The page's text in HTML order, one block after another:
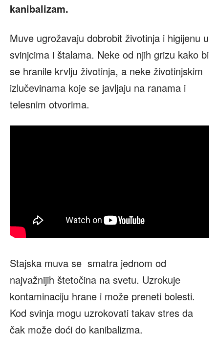
kanibalizam.
Muve ugrožavaju dobrobit životinja i higijenu u
svinjcima i štalama. Neke od njih grizu kako bi
se hranile krvlju životinja, a neke životinjskim
izlučevinama koje se javljaju na ranama i
telesnim otvorima.
Stajska muva se smatra jednom od
najvažnijih štetočina na svetu. Uzrokuje
kontaminaciju hrane i može preneti bolesti.
Kod svinja mogu uzrokovati takav stres da
čak može doći do kanibalizma.